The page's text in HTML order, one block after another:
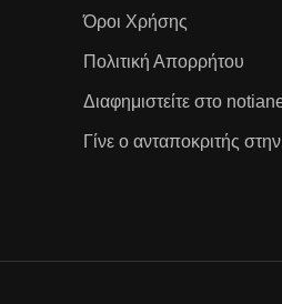
Όροι Χρήσης
Πολιτική Απορρήτου
Διαφημιστείτε στο
Γίνε ο ανταποκριτής